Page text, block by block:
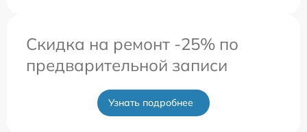
Скидка на ремонт -25% по
предварительной записи
Узнать подробнее